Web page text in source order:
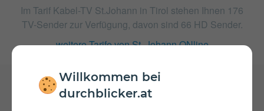
Willkommen bei
durchblicker.at
Im Tarif Kabel-TV St.Johann in Tirol stehen Ihnen 176
TV-Sender zur Verfügung, davon sind 66 HD Sender.
weitere Tarife von St. Johann ONline